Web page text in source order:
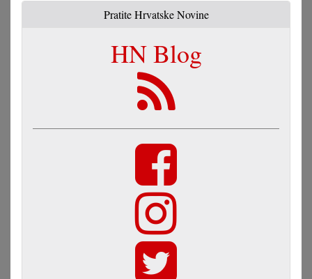
Pratite Hrvatske Novine
HN Blog